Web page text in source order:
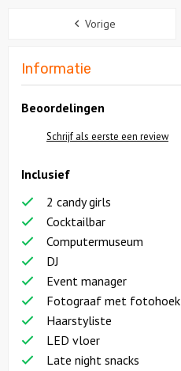
Vorige
Informatie
Beoordelingen
Schrijf als eerste een review
Inclusief
2 candy girls
Cocktailbar
Computermuseum
DJ
Event manager
Fotograaf met fotohoek
Haarstyliste
LED vloer
Late night snacks